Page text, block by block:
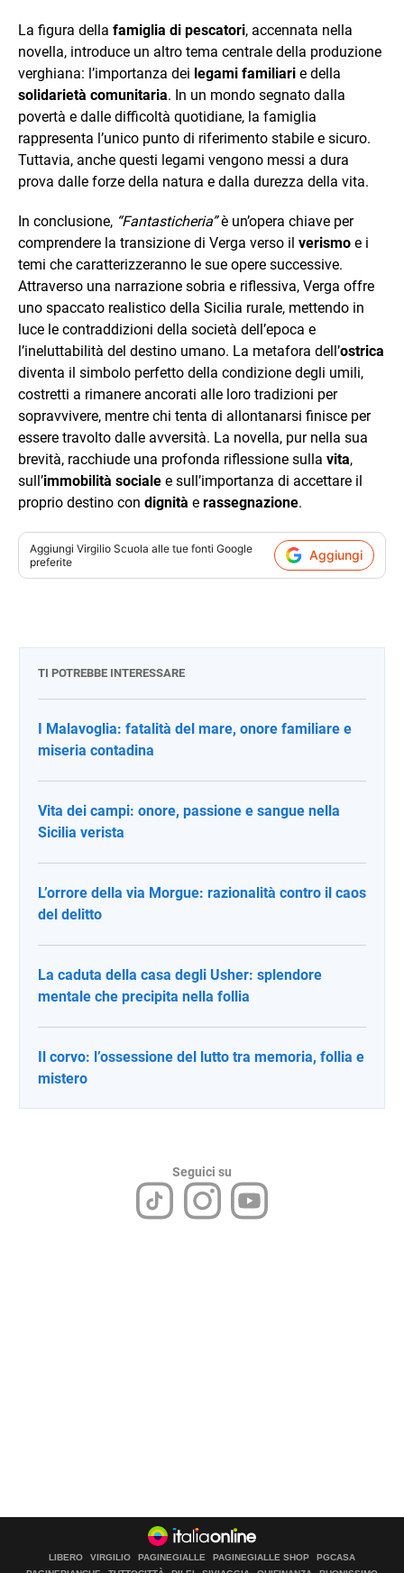
La figura della famiglia di pescatori, accennata nella
novella, introduce un altro tema centrale della produzione
verghiana: l’importanza dei legami familiari e della
solidarietà comunitaria. In un mondo segnato dalla
povertà e dalle difficoltà quotidiane, la famiglia
rappresenta l’unico punto di riferimento stabile e sicuro.
Tuttavia, anche questi legami vengono messi a dura
prova dalle forze della natura e dalla durezza della vita.
In conclusione, “Fantasticheria”è un’opera chiave per
comprendere la transizione di Verga verso il verismo e i
temi che caratterizzeranno le sue opere successive.
Attraverso una narrazione sobria e riflessiva, Verga offre
uno spaccato realistico della Sicilia rurale, mettendo in
luce le contraddizioni della società dell’epoca e
l’ineluttabilità del destino umano. La metafora dell’ostrica
diventa il simbolo perfetto della condizione degli umili,
costretti a rimanere ancorati alle loro tradizioni per
sopravvivere, mentre chi tenta di allontanarsi finisce per
essere travolto dalle avversità. La novella, pur nella sua
brevità, racchiude una profonda riflessione sulla vita,
sull’immobilità sociale e sull’importanza di accettare il
proprio destino con dignità e rassegnazione.
Aggiungi Virgilio Scuola alle tue fonti Google
preferite
Aggiungi
TI POTREBBE INTERESSARE
I Malavoglia: fatalità del mare, onore familiare e
miseria contadina
Vita dei campi: onore, passione e sangue nella
Sicilia verista
L’orrore della via Morgue: razionalità contro il caos
del delitto
La caduta della casa degli Usher: splendore
mentale che precipita nella follia
Il corvo: l’ossessione del lutto tra memoria, follia e
mistero
Seguici su
LIBERO VIRGILIO PAGINEGIALLE PAGINEGIALLE SHOP
PGCASA